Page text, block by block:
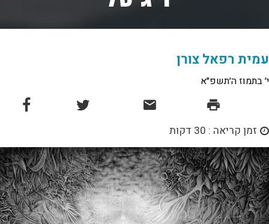
עמית רפאל צורן
י׳ בתמוז ה׳תשפ״א
זמן קריאה : 30 דקות